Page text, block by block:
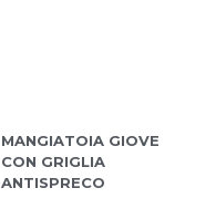
MANGIATOIA GIOVE
CON GRIGLIA
ANTISPRECO